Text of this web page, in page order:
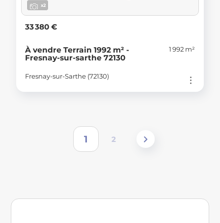
x2
33 380 €
À vendre Terrain 1992 m² -
Fresnay-sur-sarthe 72130
1 992 m²
Fresnay-sur-Sarthe (72130)
1 2